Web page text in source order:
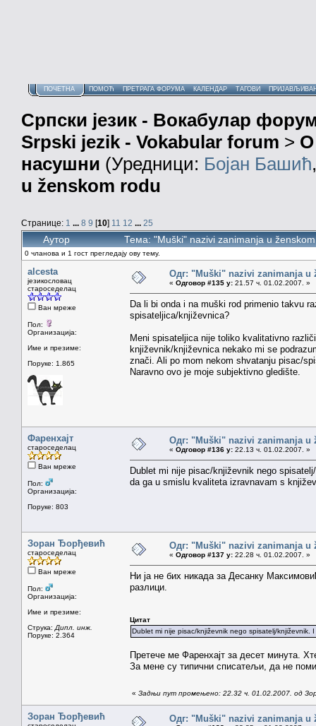
ПОЧЕТНА ПОМОЋ ПРЕТРАГА ФОРУМА КАЛЕНДАР ТАГОВИ
Српски језик - Вокабулар
Srpski jezik - Vokabular forum > О
насушни (Уредници: Бојан Башић
u ženskom rodu
Странице: 1 ... 8 9 [10] 11 12 ... 25
Аутор Тема: "Muški" nazivi zanimanja u
0 чланова и 1 гост прегледају ову тему.
alcesta
језикословац
староседелац
Ван мреже
Пол:
Организација:
Име и презиме:
Поруке: 1.865
Одг: "Muški" nazivi zanimanja u
« Одговор #135 у: 21.57 ч. 01.02.2007. »
Da li bi onda i na muški rod primenio takvu
spisateljica/književnica?
Meni spisateljica nije toliko kvalitativno
književnik/književnica nekako mi se
znači. Ali po mom nekom shvatanju pisac/
Naravno ovo je moje subjektivno gledište.
Фаренхајт
староседелац
Ван мреже
Пол:
Организација:
Поруке: 803
Одг: "Muški" nazivi zanimanja u
« Одговор #136 у: 22.13 ч. 01.02.2007. »
Dublet mi nije pisac/književnik nego
da ga u smislu kvaliteta izravnavam s
Зоран Ђорђевић
староседелац
Ван мреже
Пол:
Организација:
Име и презиме:
Струка: Дипл. инж.
Поруке: 2.364
Одг: "Muški" nazivi zanimanja u
« Одговор #137 у: 22.28 ч. 01.02.2007. »
Ни ја не бих никада за Десанку
разлици.
Цитат
Dublet mi nije pisac/književnik nego spisatelj/književnik.
Претече ме Фаренхајт за десет минута.
За мене су типични списатељи, да не
« Задњи пут промењено: 22.32 ч. 01.02.2007. од
Зоран Ђорђевић Одг: "Muški" nazivi zanimanja u